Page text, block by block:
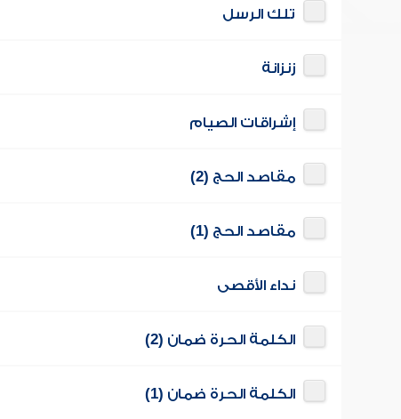
تلك الرسل
زنزانة
إشراقات الصيام
مقاصد الحج (2)
مقاصد الحج (1)
نداء الأقصى
الكلمة الحرة ضمان (2)
الكلمة الحرة ضمان (1)